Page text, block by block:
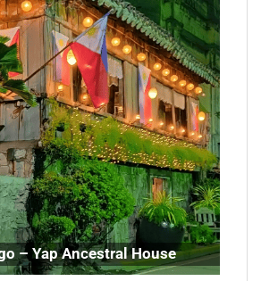
– Yap Ancestral House